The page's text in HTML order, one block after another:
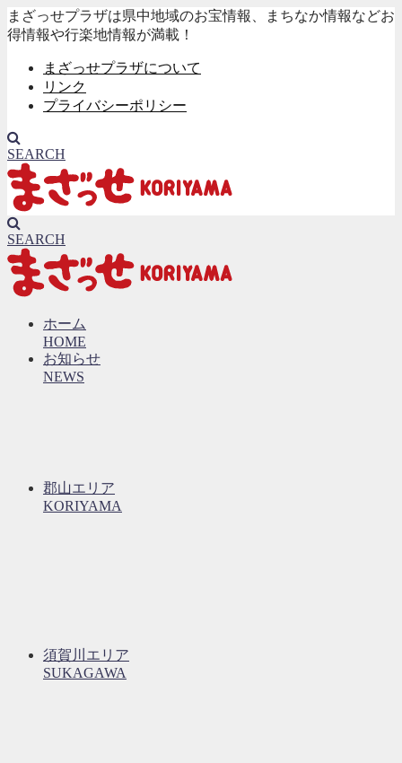
まざっせプラザは県中地域のお宝情報、まちなか情報などお
得情報や行楽地情報が満載！
まざっせプラザについて
リンク
プライバシーポリシー
SEARCH
SEARCH
ホーム
HOME
お知らせ
NEWS
郡山エリア
KORIYAMA
須賀川エリア
SUKAGAWA